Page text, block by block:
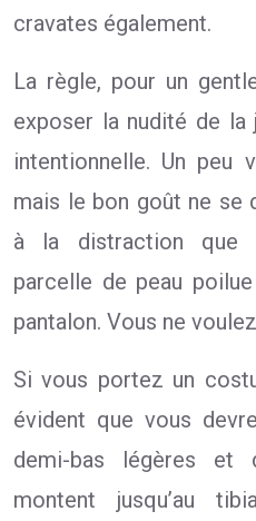
cravates également.
La règle, pour un
exposer la nudité de la
intentionnelle. Un peu
mais le bon goût ne se
à la distraction que
parcelle de peau
pantalon. Vous ne
Si vous portez un
évident que vous
demi-bas légères et
montent jusqu’au